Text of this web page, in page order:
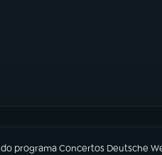
do programaConcertos Deutsche